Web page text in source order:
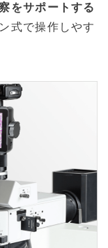
をサポートする
式で操作しやす